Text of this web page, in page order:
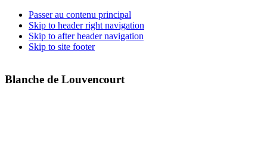
Passer au contenu principal
Skip to header right navigation
Skip to after header navigation
Skip to site footer
Blanche de Louvencourt